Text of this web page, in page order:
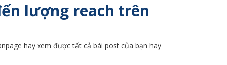
lượng reach trên
hay xem được tất cả bài post của bạn hay